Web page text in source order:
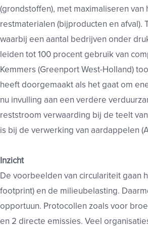
(grondstoffen), met maximaliseren
restmaterialen (bijproducten en afval).
waarbij een aantal bedrijven onder
leiden tot 100 procent gebruik van
Kemmers (Greenport West-Holland)
heeft doorgemaakt als het gaat om
nu invulling aan een verdere
reststroom verwaarding bij de teelt
is bij de verwerking van aardappelen
Inzicht
De voorbeelden van circulariteit gaan
footprint) en de milieubelasting.
opportuun. Protocollen zoals voor
en 2 directe emissies. Veel